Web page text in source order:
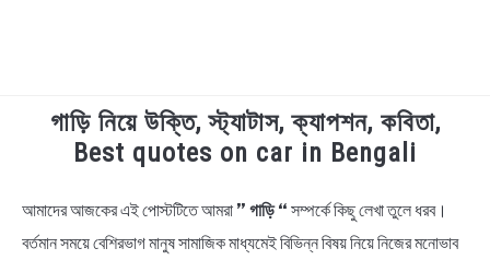
TECHNOLOGY
BIOGRAPHY
গাড়ি নিয়ে উক্তি, স্ট্যাটাস, ক্যাপশন, কবিতা,
Best quotes on car in Bengali
in
Bengali
আমাদের আজকের এই পোস্টটিতে আমরা ” গাড়ি “ সম্পর্কে কিছু লেখা তুলে ধরব।
বর্তমান সময়ে বেশিরভাগ মানুষ সামাজিক মাধ্যমেই বিভিন্ন বিষয় নিয়ে নিজের মনোভাব